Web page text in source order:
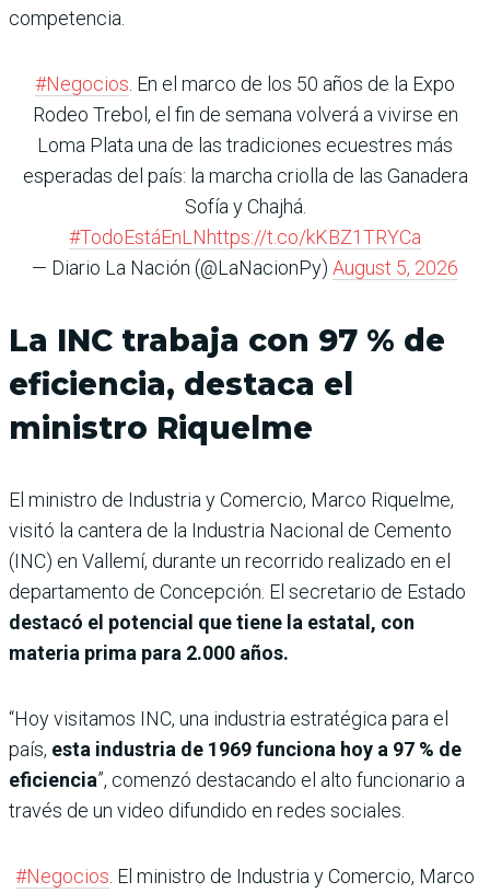
competencia.
#Negocios . En el marco de los 50 años de la Expo
Rodeo Trebol, el fin de semana volverá a vivirse en
Loma Plata una de las tradiciones ecuestres más
esperadas del país: la marcha criolla de las Ganadera
Sofía y Chajhá.
#TodoEstáEnLNhttps://t.co/kKBZ1TRYCa
— Diario La Nación (@LaNacionPy) August 5, 2026
La INC trabaja con 97 % de
eficiencia, destaca el
ministro Riquelme
El ministro de Industria y Comercio, Marco Riquelme,
visitó la cantera de la Industria Nacional de Cemento
(INC) en Vallemí, durante un recorrido realizado en el
departamento de Concepción. El secretario de Estado
destacó el potencial que tiene la estatal, con
materia prima para 2.000 años.
“Hoy visitamos INC, una industria estratégica para el
país, esta industria de 1969 funciona hoy a 97 % de
eficiencia”, comenzó destacando el alto funcionario a
través de un video difundido en redes sociales.
#Negocios . El ministro de Industria y Comercio, Marco